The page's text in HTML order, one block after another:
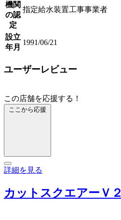
機関
の認
定
指定給水装置工事事業者
設立
年月
1991/06/21
ユーザーレビュー
この店舗を応援する！
ここから応援
詳細を見る
カットスクエアーＶ２